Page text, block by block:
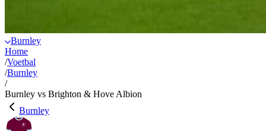
Burnley
Home
/Voetbal
/Burnley
/
Burnley vs Brighton & Hove Albion
Burnley